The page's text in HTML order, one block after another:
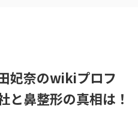
妃奈のwikiプロフ
と鼻整形の真相は！